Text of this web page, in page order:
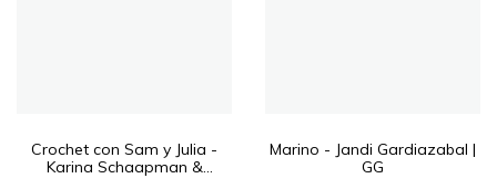
Crochet con Sam y Julia -
Karina Schaapman &
Marino - Jandi Gardiazabal |
GG